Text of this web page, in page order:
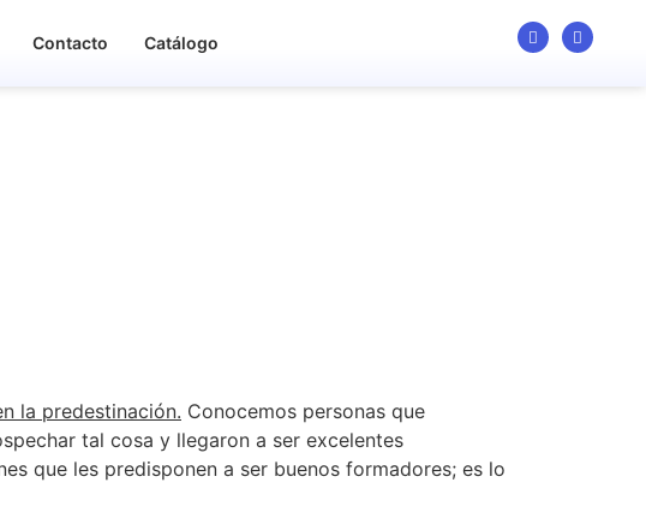
Contacto Catálogo
la predestinación. Conocemos personas que
tal cosa y llegaron a ser excelentes
que les predisponen a ser buenos formadores; es lo